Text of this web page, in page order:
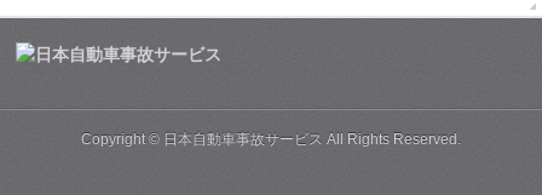
Copyright © 日本自動車事故サービス All Rights Reserved.